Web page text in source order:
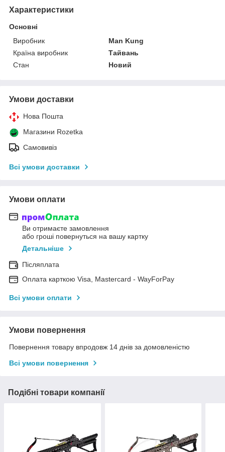
Характеристики
Основні
Виробник
Man Kung
Країна виробник
Тайвань
Стан
Новий
Умови доставки
Нова Пошта
Магазини Rozetka
Самовивіз
Всі умови доставки
Умови оплати
Ви отримаєте замовлення
або гроші повернуться на вашу картку
Детальніше
Післяплата
Оплата карткою Visa, Mastercard - WayForPay
Всі умови оплати
Умови повернення
Повернення товару впродовж 14 днів за домовленістю
Всі умови повернення
Подібні товари компанії